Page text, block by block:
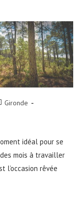
Gironde
idéal pour se
mois à travailler
l’occasion rêvée